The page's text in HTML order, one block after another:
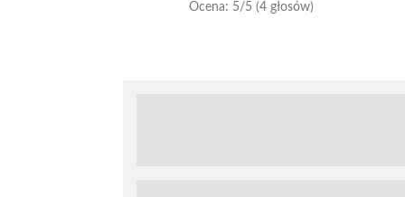
Ocena: 5/5 (4 głosów)